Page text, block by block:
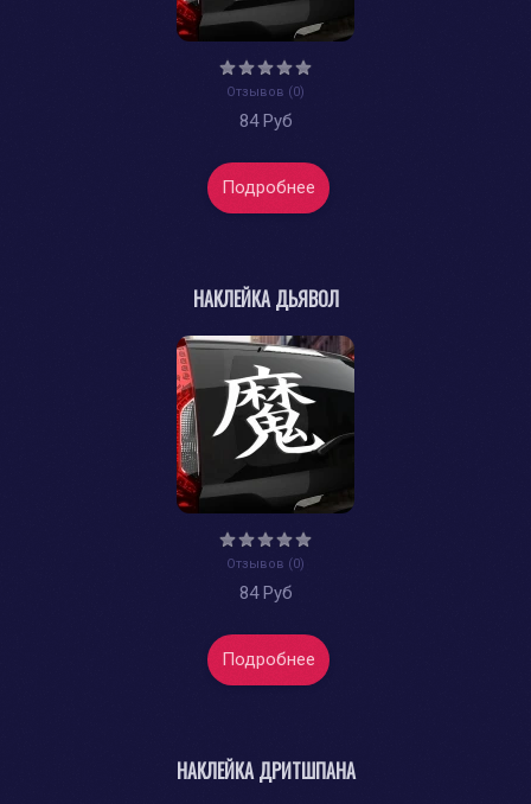
Отзывов (0)
84 Руб
Подробнее
НАКЛЕЙКА ДЬЯВОЛ
Отзывов (0)
84 Руб
Подробнее
НАКЛЕЙКА ДРИТШПАНА